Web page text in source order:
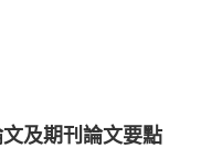
及期刊論文要點